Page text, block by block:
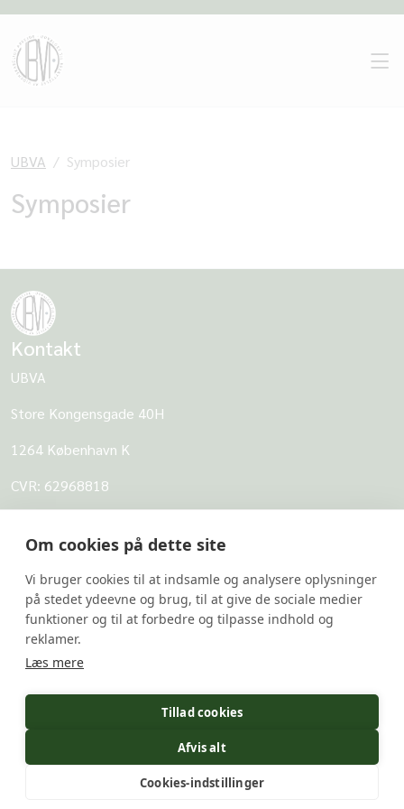
Om cookies på dette site
Vi bruger cookies til at indsamle og analysere oplysninger
på stedet ydeevne og brug, til at give de sociale medier
funktioner og til at forbedre og tilpasse indhold og
reklamer.
Læs mere
Tillad cookies
Afvis alt
Cookies-indstillinger
UBVA Symposier
Symposier
Kontakt
UBVA
Store Kongensgade 40H
1264 København K
CVR: 62968818
Om UBVA
Persondatapolitik for UBVA
Disclaimer - Brug af hjemmesiden
Undersider
UBVA's svarbank
Forskerportalen
Undervis Lovligt